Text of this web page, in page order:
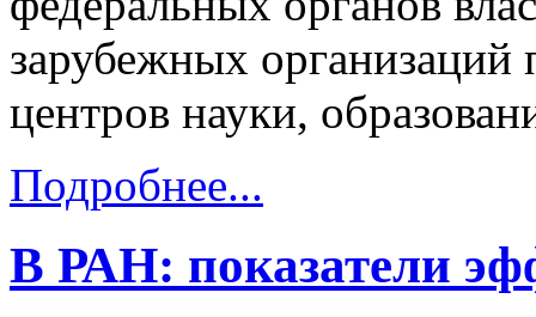
зарубежных организаций
центров науки,
Подробнее...
В РАН: показатели